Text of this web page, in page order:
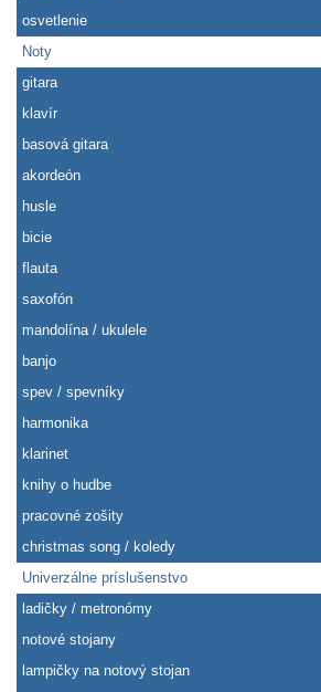
osvetlenie
Noty
gitara
klavír
basová gitara
akordeón
husle
bicie
flauta
saxofón
mandolína / ukulele
banjo
spev / spevníky
harmonika
klarinet
knihy o hudbe
pracovné zošity
christmas song / koledy
Univerzálne príslušenstvo
ladičky / metronómy
notové stojany
lampičky na notový stojan